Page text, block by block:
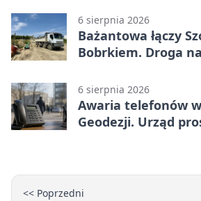
6 sierpnia 2026
Bażantowa łączy
Bobrkiem. Droga
6 sierpnia 2026
Awaria telefonów
Geodezji. Urząd
<< Poprzedni